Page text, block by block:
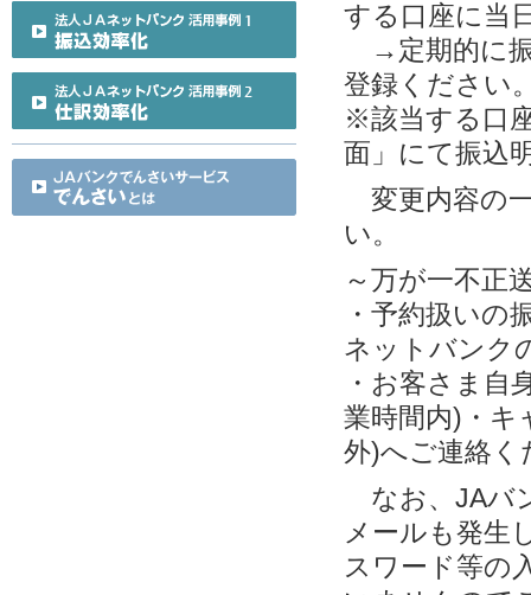
する口座に当
→定期的に振
登録ください
※該当する口
面」にて振込
変更内容の
い。
～万が一不正
・予約扱いの
ネットバンク
・お客さま自
業時間内)・キ
外)へご連絡く
なお、JAバ
メールも発生
スワード等の